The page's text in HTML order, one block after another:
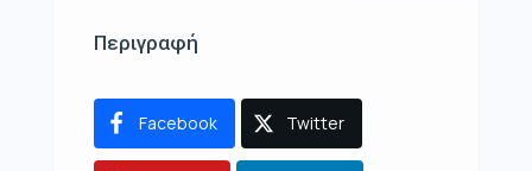
Περιγραφή
Facebook Twitter